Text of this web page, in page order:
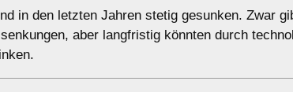
in den letzten Jahren stetig gesunken. Zwar
aber langfristig könnten durch